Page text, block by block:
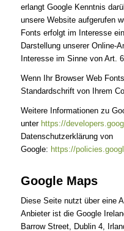
erlangt Google Kenntnis
unsere Website aufgerufen
Fonts erfolgt im Interesse
Darstellung unserer Online-
Interesse im Sinne von Art.
Wenn Ihr Browser Web
Standardschrift von Ihrem
Weitere Informationen zu
unter https://
Datenschutzerklärung von
Google: https://
Google Maps
Diese Seite nutzt über eine
Anbieter ist die Google
Barrow Street, Dublin 4,